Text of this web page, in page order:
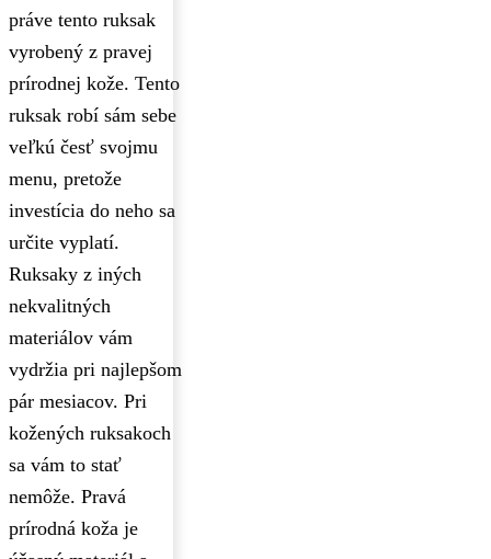
práve tento ruksak
vyrobený z pravej
prírodnej kože. Tento
ruksak robí sám sebe
veľkú česť svojmu
menu, pretože
investícia do neho sa
určite vyplatí.
Ruksaky z iných
nekvalitných
materiálov vám
vydržia pri najlepšom
pár mesiacov. Pri
kožených ruksakoch
sa vám to stať
nemôže. Pravá
prírodná koža je